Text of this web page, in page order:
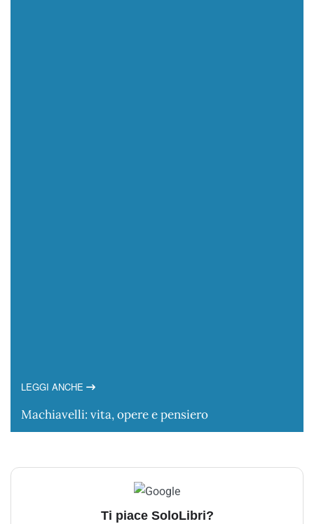
LEGGI ANCHE
Machiavelli: vita, opere e pensiero
Ti piace SoloLibri?